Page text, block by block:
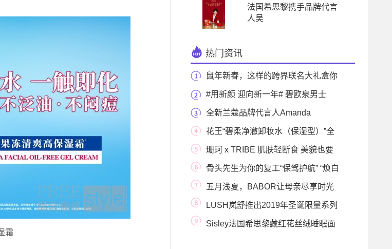
霜
法国希思黎携手品牌代言
人吴
热门资讯
鼠年新春，这样的跨界联名大礼盒你
一定不能错
#用新颜 迎向新一年# 碧欧泉男士
「蓝钻」精华助
全新兰蔻品牌代言人Amanda
Seyfried花王“碧柔净澈卸妆水（保湿型）”全
新包装新珊珂 x TRIBE 肌肤轻断食 美貌也要
“饿”一下骨头先生为你的复工“保驾护航” “焕白
+防晒”五月浅夏，BABOR让母亲尽享时光
的温柔LUSH岚舒推出2019年圣诞限量系列
（单品）Sisley法国希思黎藏红花丝绒睡眠面